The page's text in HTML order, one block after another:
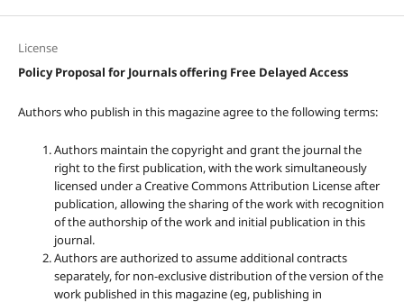
License
Policy Proposal for Journals offering Free Delayed Access
Authors who publish in this magazine agree to the following terms:
Authors maintain the copyright and grant the journal the
right to the first publication, with the work simultaneously
licensed under a Creative Commons Attribution License after
publication, allowing the sharing of the work with recognition
of the authorship of the work and initial publication in this
journal.
Authors are authorized to assume additional contracts
separately, for non-exclusive distribution of the version of the
work published in this magazine (eg, publishing in